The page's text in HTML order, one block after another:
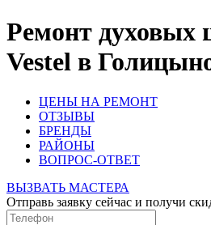
Ремонт духовых
Vestel в
ЦЕНЫ НА РЕМОНТ
ОТЗЫВЫ
БРЕНДЫ
РАЙОНЫ
ВОПРОС-ОТВЕТ
ВЫЗВАТЬ МАСТЕРА
Отправь заявку сейчас и получи